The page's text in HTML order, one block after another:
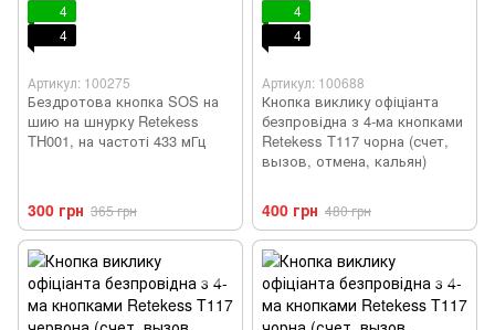
4
4
Артикул: 100275
Бездротова кнопка SOS на
шию на шнурку Retekess
TH001, на частоті 433 мГц
300 грн 365 грн
4
4
Артикул: 100688
Кнопка виклику офіціанта
безпровідна з 4-ма кнопками
Retekess T117 чорна (счет,
вызов, отмена, кальян)
400 грн 480 грн